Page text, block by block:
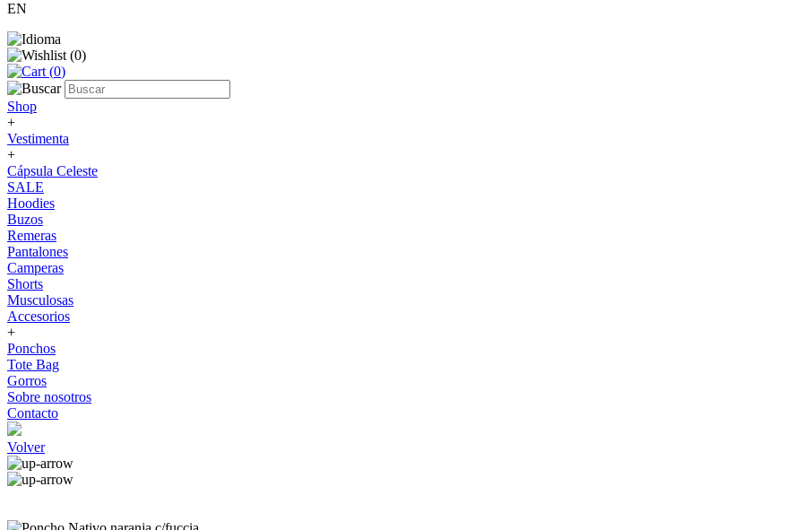
EN
(0)
(0)
Shop
+
Vestimenta
+
Cápsula Celeste
SALE
Hoodies
Buzos
Remeras
Pantalones
Camperas
Shorts
Musculosas
Accesorios
+
Ponchos
Tote Bag
Gorros
Sobre nosotros
Contacto
Volver